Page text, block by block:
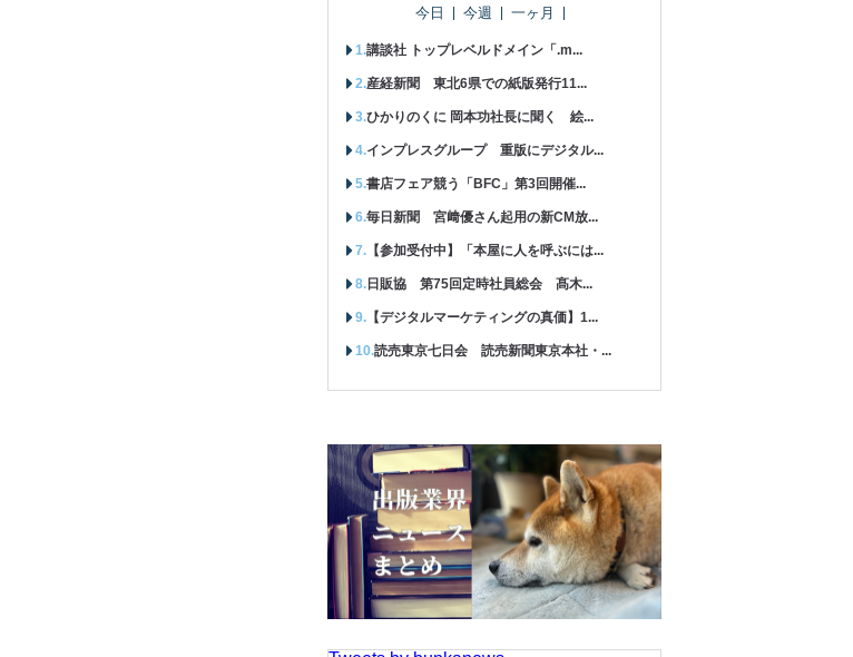
今日 今週 一ヶ月
講談社 トップレベルドメイン「.m...
産経新聞 東北6県での紙版発行11...
ひかりのくに 岡本功社長に聞く 絵...
インプレスグループ 重版にデジタル...
書店フェア競う「BFC」第3回開催...
毎日新聞 宮﨑優さん起用の新CM放...
【参加受付中】「本屋に人を呼ぶには...
日販協 第75回定時社員総会 髙木...
【デジタルマーケティングの真価】1...
読売東京七日会 読売新聞東京本社・...